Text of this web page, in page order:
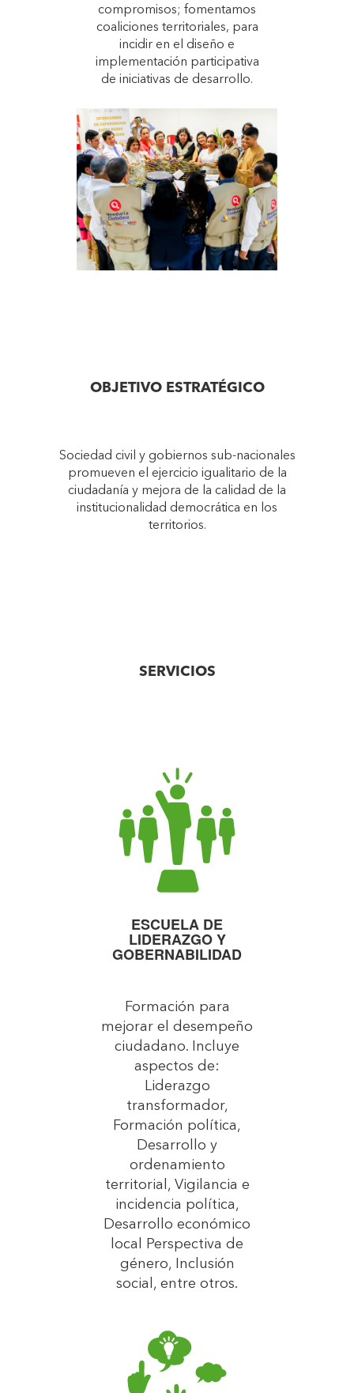
compromisos; fomentamos
coaliciones territoriales, para
incidir en el diseño e
implementación participativa
de iniciativas de desarrollo.
OBJETIVO ESTRATÉGICO
Sociedad civil y gobiernos sub-nacionales
promueven el ejercicio igualitario de la
ciudadanía y mejora de la calidad de la
institucionalidad democrática en los
territorios.
SERVICIOS
ESCUELA DE
LIDERAZGO Y
GOBERNABILIDAD
Formación para
mejorar el desempeño
ciudadano. Incluye
aspectos de:
Liderazgo
transformador,
Formación política,
Desarrollo y
ordenamiento
territorial, Vigilancia e
incidencia política,
Desarrollo económico
local Perspectiva de
género, Inclusión
social, entre otros.